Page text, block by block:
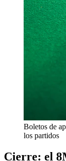
Boletos de
los partidos
Cierre: el